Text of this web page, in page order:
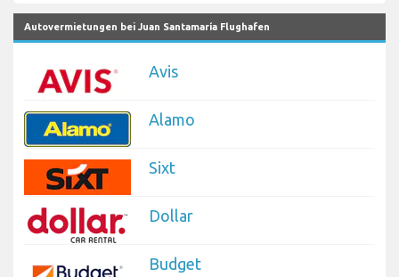
Autovermietungen bei Juan Santamaría Flughafen
Avis
Alamo
Sixt
Dollar
Budget